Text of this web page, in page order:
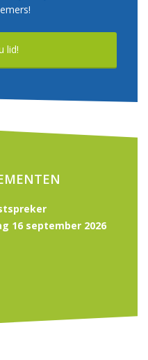
lid!
16 september 2026